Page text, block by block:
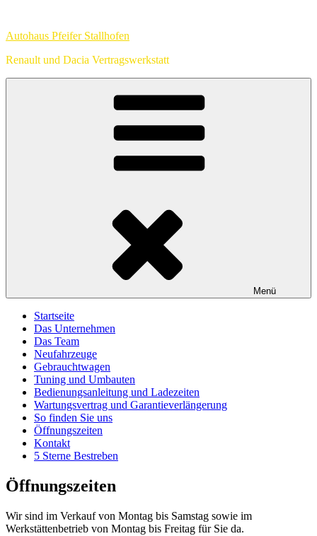
springen
Autohaus Pfeifer Stallhofen
Renault und Dacia Vertragswerkstatt
Menü
Startseite
Das Unternehmen
Das Team
Neufahrzeuge
Gebrauchtwagen
Tuning und Umbauten
Bedienungsanleitung und Ladezeiten
Wartungsvertrag und Garantieverlängerung
So finden Sie uns
Öffnungszeiten
Kontakt
5 Sterne Bestreben
Öffnungszeiten
Wir sind im Verkauf von Montag bis Samstag sowie im
Werkstättenbetrieb von Montag bis Freitag für Sie da.